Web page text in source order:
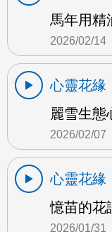
馬年用精
2026/02/14
心靈花緣
麗雪生態
2026/02/07
心靈花緣
憶苗的花
2026/01/31